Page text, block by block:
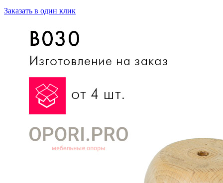
Заказать в один клик